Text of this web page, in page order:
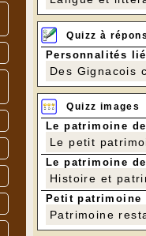
Quizz à
Personnalités
Des Gignacois
Quizz images
Le patrimoine
Le petit
Le patrimoine
Histoire et
Petit
Patrimoine